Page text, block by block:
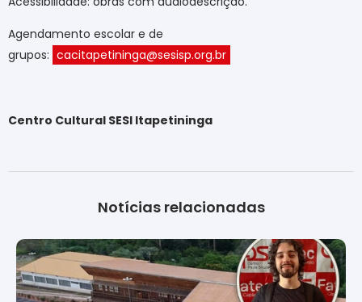
Agendamento escolar e de
grupos: cacitapetininga@sesisp.org.br
Centro Cultural SESI Itapetininga
Notícias relacionadas